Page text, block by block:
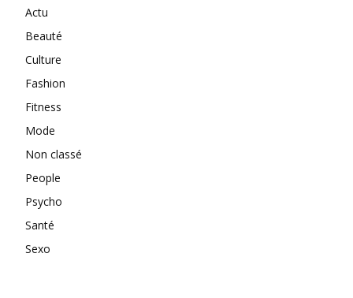
Actu
Beauté
Culture
Fashion
Fitness
Mode
Non classé
People
Psycho
Santé
Sexo